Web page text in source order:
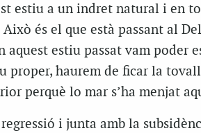
estiu a un indret natural i en
és el que està passant al
aquest estiu passat vam poder
proper, haurem de ficar la
perquè lo mar s’ha menjat
i junta amb la